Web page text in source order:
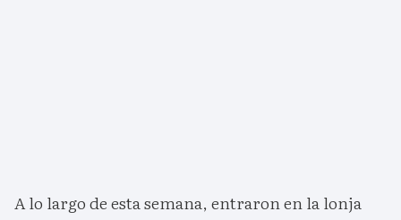
A lo largo de esta semana, entraron en la lonja